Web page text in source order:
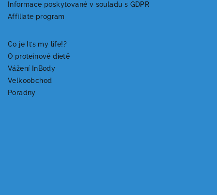
Informace poskytované v souladu s GDPR
Affiliate program
Co je It’s my life!?
O proteinové dietě
Vážení InBody
Velkoobchod
Poradny